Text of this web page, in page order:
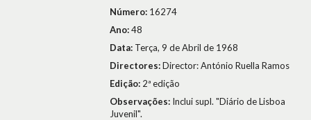
Número: 16274
Ano:48
Data: Terça, 9 de Abril de 1968
Directores:Director: António Ruella Ramos
Edição: 2ª edição
Observações: Inclui supl. "Diário de Lisboa
Juvenil".